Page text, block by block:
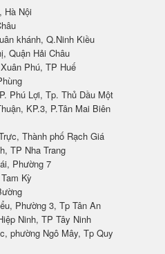
Hà Nội
khánh, Q.Ninh Kiều
Quận Hải Châu
Phú, TP Huế
Phú Lợi, Tp. Thủ Dầu Một
KP.3, P.Tân Mai Biên
Thành phố Rạch Giá
TP Nha Trang
Phường 7
Kỳ
Phường 3, Tp Tân An
Ninh, TP Tây Ninh
phường Ngô Mây, Tp Quy